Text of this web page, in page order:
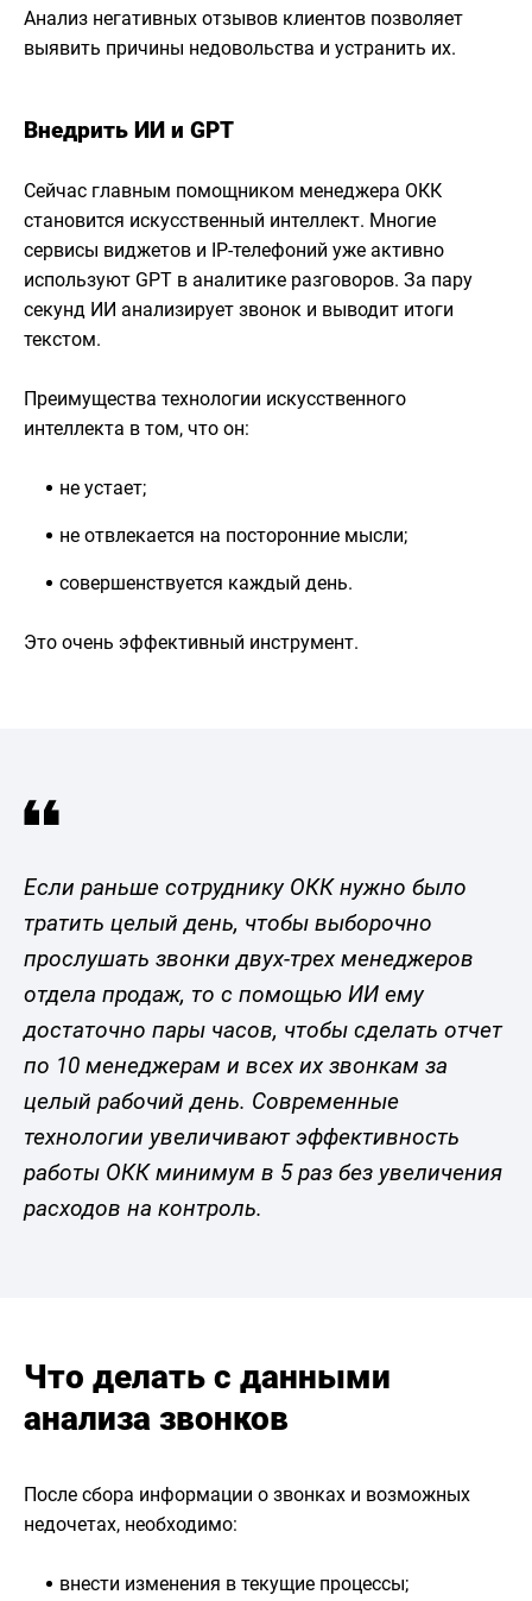
Анализ негативных отзывов клиентов позволяет
выявить причины недовольства и устранить их.
Внедрить ИИ и GPT
Сейчас главным помощником менеджера ОКК
становится искусственный интеллект. Многие
сервисы виджетов и IP-телефоний уже активно
используют GPT в аналитике разговоров. За пару
секунд ИИ анализирует звонок и выводит итоги
текстом.
Преимущества технологии искусственного
интеллекта в том, что он:
не устает;
не отвлекается на посторонние мысли;
совершенствуется каждый день.
Это очень эффективный инструмент.
Если раньше сотруднику ОКК нужно было
тратить целый день, чтобы выборочно
прослушать звонки двух-трех менеджеров
отдела продаж, то с помощью ИИ ему
достаточно пары часов, чтобы сделать отчет
по 10 менеджерам и всех их звонкам за
целый рабочий день. Современные
технологии увеличивают эффективность
работы ОКК минимум в 5 раз без увеличения
расходов на контроль.
Что делать с данными
анализа звонков
После сбора информации о звонках и возможных
недочетах, необходимо:
внести изменения в текущие процессы;